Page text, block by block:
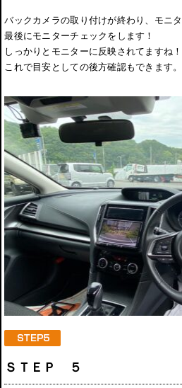
バックカメラの取り付けが終わり、モニ
最後にモニターチェックをします！
しっかりとモニターに反映されてますね！
これで目安としての後方確認もできます。
ＳＴＥＰ ５